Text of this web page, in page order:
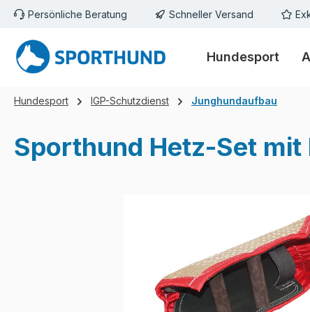
Hauptinhalt springen
Zur Suche springen
Zur Hauptnavigation springen
Persönliche Beratung Schneller Versand
Hundesport
Hundesport IGP-Schutzdienst Junghundaufbau
Sporthund Hetz-Set